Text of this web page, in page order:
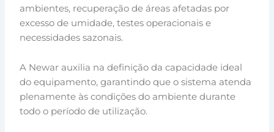
ambientes, recuperação de áreas afetadas por
excesso de umidade, testes operacionais e
necessidades sazonais.
A Newar auxilia na definição da capacidade ideal
do equipamento, garantindo que o sistema atenda
plenamente às condições do ambiente durante
todo o período de utilização.